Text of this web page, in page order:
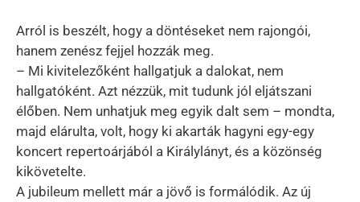
Arról is beszélt, hogy a döntéseket nem rajongói,
hanem zenész fejjel hozzák meg.
– Mi kivitelezőként hallgatjuk a dalokat, nem
hallgatóként. Azt nézzük, mit tudunk jól eljátszani
élőben. Nem unhatjuk meg egyik dalt sem – mondta,
majd elárulta, volt, hogy ki akarták hagyni egy-egy
koncert repertoárjából a Királylányt, és a közönség
kikövetelte.
A jubileum mellett már a jövő is formálódik. Az új